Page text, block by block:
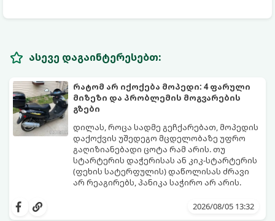
ასევე დაგაინტერესებთ:
რატომ არ იქოქება მოპედი: 4 ფარული
მიზეზი და პრობლემის მოგვარების
გზები
დილას, როცა სადმე გეჩქარებათ, მოპედის
დაქოქვის უშედეგო მცდელობაზე უფრო
გაღიზიანებადი ცოტა რამ არის. თუ
სტარტერის დაჭერისას ან კიკ-სტარტერის
(ფეხის სატერფულის) დაწოლისას ძრავი
არ რეაგირებს, პანიკა საჭირო არ არის.
მიზეზები უმეტესად 4 ძირითად კვანძთან
2026/08/05 13:32